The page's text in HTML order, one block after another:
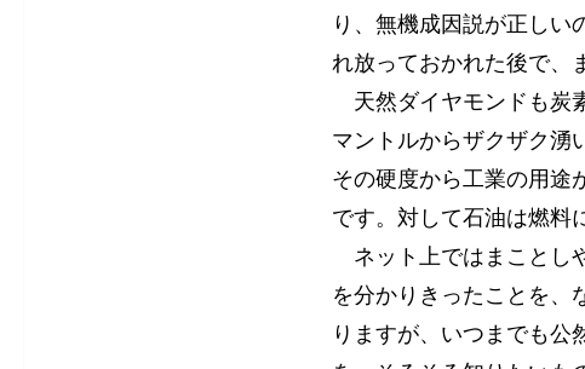
り、無機成因説が正しい
れ放っておかれた後で、
天然ダイヤモンドも炭
マントルからザクザク湧
その硬度から工業の用途
です。対して石油は燃料
ネット上ではまことし
を分かりきったことを、
りますが、いつまでも